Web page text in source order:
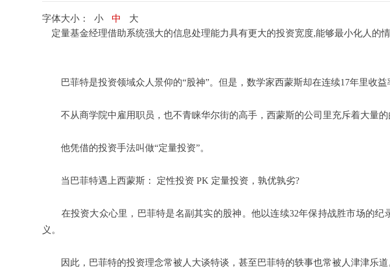
字体大小： 小 中
大
定量基金经理借助系统强大的信息处理能力具有更大的投资宽度,能够最小化人的情
巴菲特是投资领域众人景仰的“股神”。但是，数学家西蒙斯却在连续17年里收益
不从商学院中雇用职员，也不青睐华尔街的高手，西蒙斯的公司里充斥着大量的
他凭借的投资手法叫做“定量投资”。
当巴菲特遇上西蒙斯： 定性投资 PK 定量投资，孰优孰劣?
在投资大众心里，巴菲特是名副其实的股神。他以连续32年保持战胜市场的纪
义。
因此，巴菲特的投资理念常被人大谈特谈，甚至巴菲特的轶事也常被人津津乐道